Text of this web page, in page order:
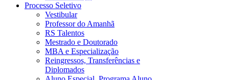
Processo Seletivo
Vestibular
Professor do Amanhã
RS Talentos
Mestrado e Doutorado
MBA e Especialização
Reingressos, Transferências e
Diplomados